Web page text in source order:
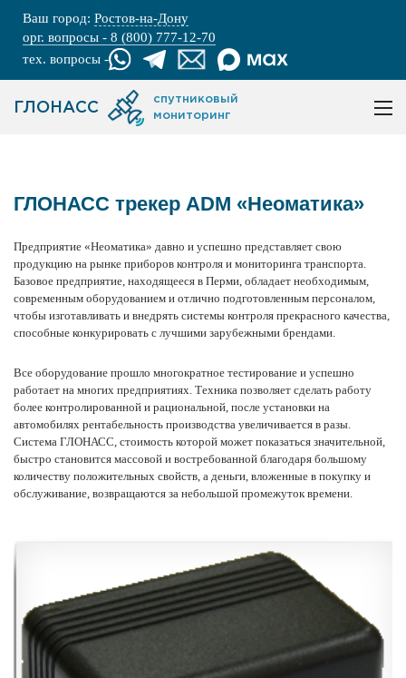
Ваш город: Ростов-на-Дону
орг. вопросы - 8 (800) 777-12-70
тех. вопросы -
ГЛОНАСС
спутниковый
мониторинг
ГЛОНАСС трекер ADM «Неоматика»
Предприятие «Неоматика» давно и успешно представляет свою
продукцию на рынке приборов контроля и мониторинга транспорта.
Базовое предприятие, находящееся в Перми, обладает необходимым,
современным оборудованием и отлично подготовленным персоналом,
чтобы изготавливать и внедрять системы контроля прекрасного качества,
способные конкурировать с лучшими зарубежными брендами.
Все оборудование прошло многократное тестирование и успешно
работает на многих предприятиях. Техника позволяет сделать работу
более контролированной и рациональной, после установки на
автомобилях рентабельность производства увеличивается в разы.
Система ГЛОНАСС, стоимость которой может показаться значительной,
быстро становится массовой и востребованной благодаря большому
количеству положительных свойств, а деньги, вложенные в покупку и
обслуживание, возвращаются за небольшой промежуток времени.